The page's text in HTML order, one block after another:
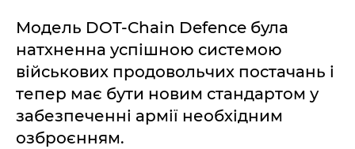
Модель DOT-Chain Defence була
натхненна успішною системою
військових продовольчих постачань і
тепер має бути новим стандартом у
забезпеченні армії необхідним
озброєнням.